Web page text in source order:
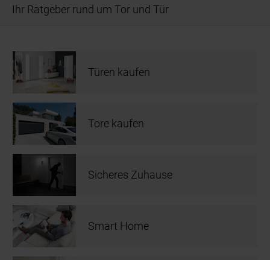
Ihr Ratgeber rund um Tor und Tür
Türen kaufen
Tore kaufen
Sicheres Zuhause
Smart Home